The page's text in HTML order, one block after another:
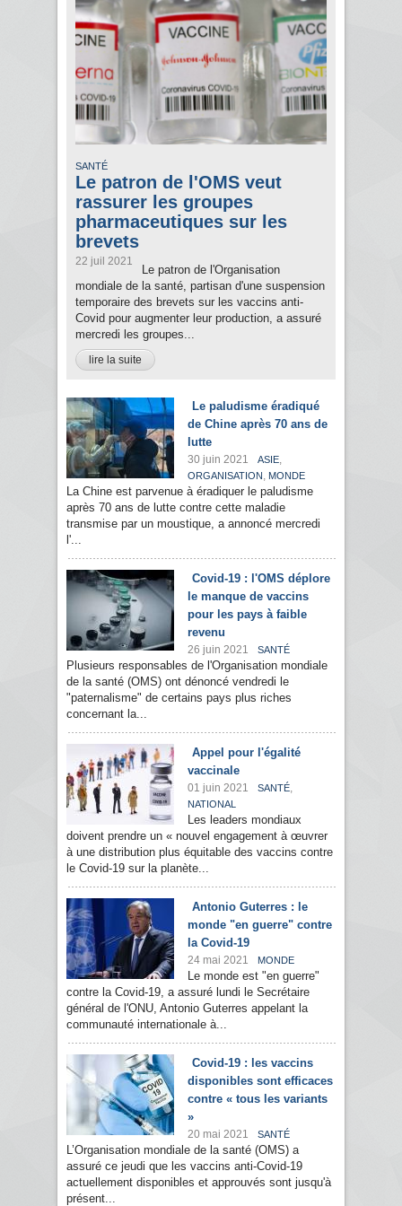
SANTÉ
Le patron de l'OMS veut
rassurer les groupes
pharmaceutiques sur les
brevets
22 juil 2021
Le patron de l'Organisation
mondiale de la santé, partisan d'une suspension
temporaire des brevets sur les vaccins anti-
Covid pour augmenter leur production, a assuré
mercredi les groupes...
lire la suite
Le paludisme éradiqué
de Chine après 70 ans de
lutte
30 juin 2021 ASIE,
ORGANISATION , MONDE
La Chine est parvenue à éradiquer le paludisme
après 70 ans de lutte contre cette maladie
transmise par un moustique, a annoncé mercredi
l'...
Covid-19 : l'OMS déplore
le manque de vaccins
pour les pays à faible
revenu
26 juin 2021 SANTÉ
Plusieurs responsables de l'Organisation mondiale
de la santé (OMS) ont dénoncé vendredi le
"paternalisme" de certains pays plus riches
concernant la...
Appel pour l'égalité
vaccinale
01 juin 2021 SANTÉ,
NATIONAL
Les leaders mondiaux
doivent prendre un « nouvel engagement à œuvrer
à une distribution plus équitable des vaccins contre
le Covid-19 sur la planète...
Antonio Guterres : le
monde "en guerre" contre
la Covid-19
24 mai 2021 MONDE
Le monde est "en guerre"
contre la Covid-19, a assuré lundi le Secrétaire
général de l'ONU, Antonio Guterres appelant la
communauté internationale à...
Covid-19 : les vaccins
disponibles sont efficaces
contre « tous les variants
»
20 mai 2021 SANTÉ
L’Organisation mondiale de la santé (OMS) a
assuré ce jeudi que les vaccins anti-Covid-19
actuellement disponibles et approuvés sont jusqu'à
présent...